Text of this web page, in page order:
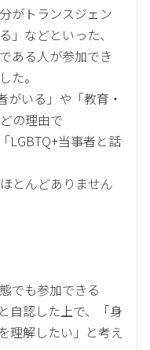
がトランスジェン
」などといった、
ある人が参加でき
た。
がいる」や「教育・
の理由で
LGBTQ+当事者と話
とんどありません
でも参加できる
自認した上で、「身
理解したい」と考え